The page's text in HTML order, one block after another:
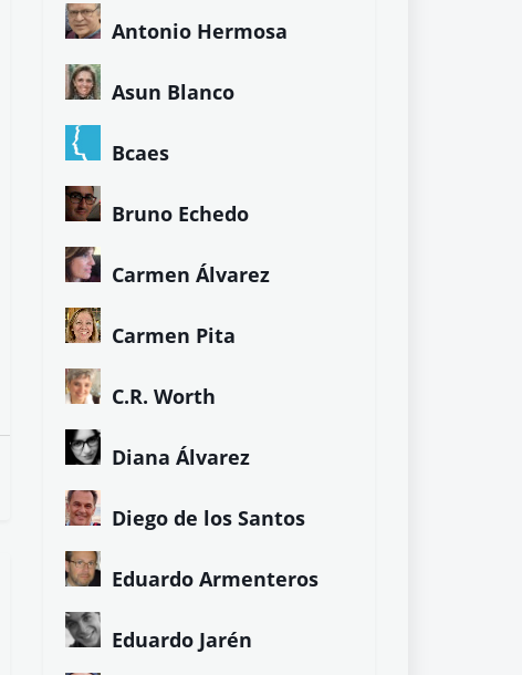
Antonio Hermosa
Asun Blanco
Bcaes
Bruno Echedo
Carmen Álvarez
Carmen Pita
C.R. Worth
Diana Álvarez
Diego de los Santos
Eduardo Armenteros
Eduardo Jarén